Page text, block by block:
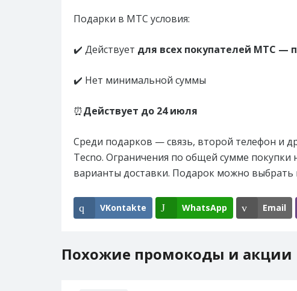
Подарки в МТС условия:
✔️ Действует для всех покупателей МТС —
✔️ Нет минимальной суммы
⏰Действует до 24 июля
Среди подарков — связь, второй телефон и
Tecno. Ограничения по общей сумме покупки
варианты доставки. Подарок можно выбрать
VKontakte WhatsApp Email
Похожие промокоды и акции